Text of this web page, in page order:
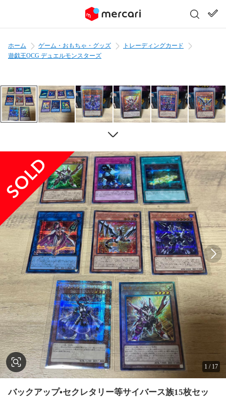
ホーム ゲーム・おもちゃ・グッズ
トレーディングカード
遊戯王OCG デュエルモンスターズ
1 / 17
バックアップ•セクレタリー等サイバース族15枚セッ